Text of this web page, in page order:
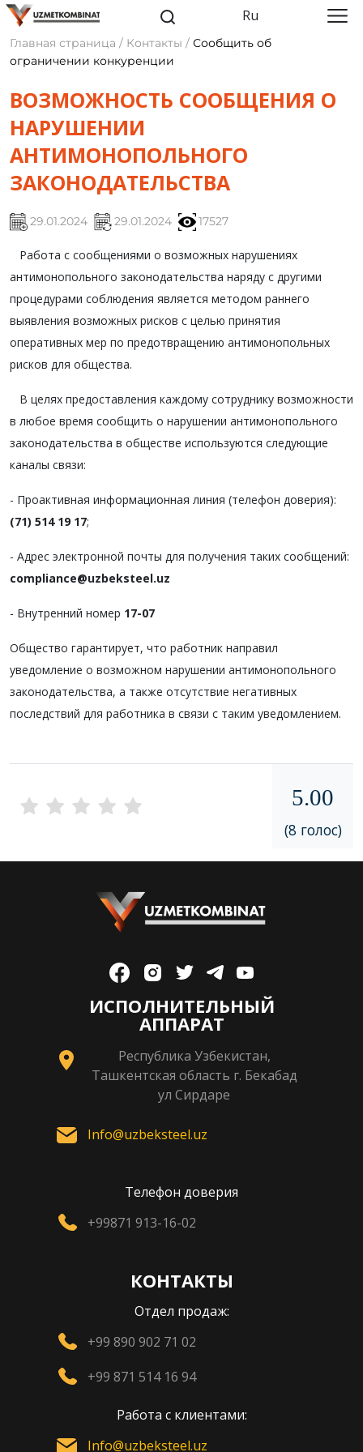
Ru
Главная страница / Контакты / Сообщить об
ограничении конкуренции
ВОЗМОЖНОСТЬ СООБЩЕНИЯ О
НАРУШЕНИИ
АНТИМОНОПОЛЬНОГО
ЗАКОНОДАТЕЛЬСТВА
29.01.2024 29.01.2024 17527
Работа с сообщениями о возможных нарушениях
антимонопольного законодательства наряду с другими
процедурами соблюдения является методом раннего
выявления возможных рисков с целью принятия
оперативных мер по предотвращению антимонопольных
рисков для общества.
В целях предоставления каждому сотруднику возможности
в любое время сообщить о нарушении антимонопольного
законодательства в обществе используются следующие
каналы связи:
- Проактивная информационная линия (телефон доверия):
(71) 514 19 17;
- Адрес электронной почты для получения таких сообщений:
compliance@uzbeksteel.uz
- Внутренний номер 17-07
Общество гарантирует, что работник направил
уведомление о возможном нарушении антимонопольного
законодательства, а также отсутствие негативных
последствий для работника в связи с таким уведомлением.
5.00
(8 голос)
ИСПОЛНИТЕЛЬНЫЙ
АППАРАТ
Республика Узбекистан,
Ташкентская область г. Бекабад
ул Сирдаре
Info@uzbeksteel.uz
Телефон доверия
+99871 913-16-02
КОНТАКТЫ
Отдел продаж:
+99 890 902 71 02
+99 871 514 16 94
Работа с клиентами:
Info@uzbeksteel.uz